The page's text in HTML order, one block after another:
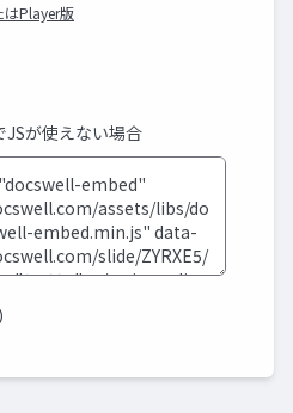
はPlayer版
JSが使えない場合